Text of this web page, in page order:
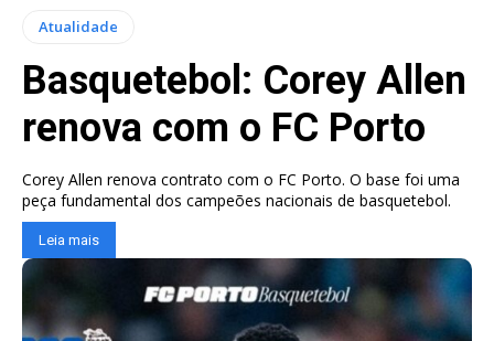
Atualidade
Basquetebol: Corey Allen
renova com o FC Porto
Corey Allen renova contrato com o FC Porto. O base foi uma
peça fundamental dos campeões nacionais de basquetebol.
Leia mais